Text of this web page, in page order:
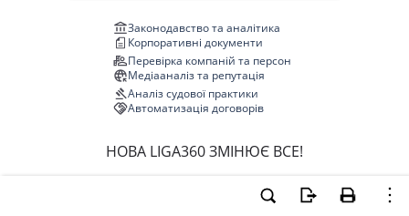
Законодавство та аналітика
Корпоративні документи
Перевірка компаній та персон
Медіааналіз та репутація
Аналіз судової практики
Автоматизація договорів
НОВА LIGA360 ЗМІНЮЄ ВСЕ!